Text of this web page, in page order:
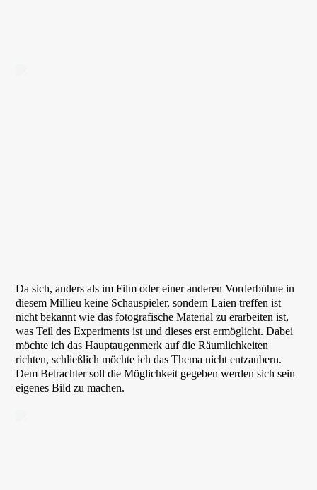
Da sich, anders als im Film oder einer anderen Vorderbühne in
diesem Millieu keine Schauspieler, sondern Laien treffen ist
nicht bekannt wie das fotografische Material zu erarbeiten ist,
was Teil des Experiments ist und dieses erst ermöglicht. Dabei
möchte ich das Hauptaugenmerk auf die Räumlichkeiten
richten, schließlich möchte ich das Thema nicht entzaubern.
Dem Betrachter soll die Möglichkeit gegeben werden sich sein
eigenes Bild zu machen.